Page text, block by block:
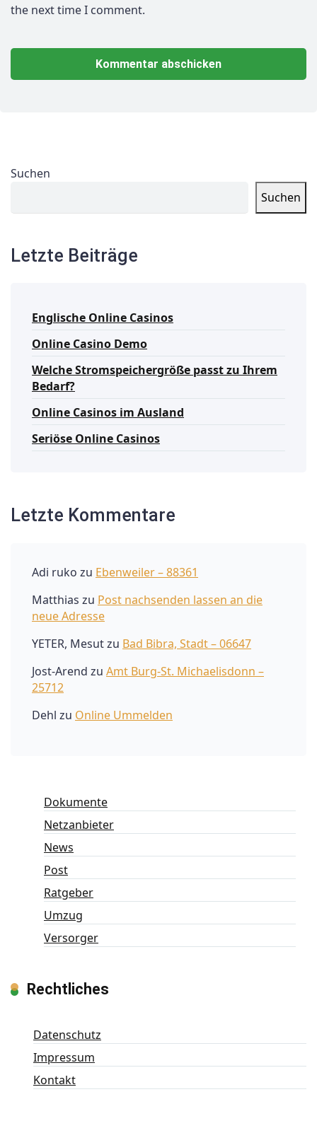
the next time I comment.
Suchen
Suchen
Letzte Beiträge
Englische Online Casinos
Online Casino Demo
Welche Stromspeichergröße passt zu Ihrem
Bedarf?
Online Casinos im Ausland
Seriöse Online Casinos
Letzte Kommentare
Adi ruko zu Ebenweiler – 88361
Matthias zu Post nachsenden lassen an die
neue Adresse
YETER, Mesutzu Bad Bibra, Stadt – 06647
Jost-Arend zu Amt Burg-St. Michaelisdonn –
25712
Dehl zu Online Ummelden
Dokumente
Netzanbieter
News
Post
Ratgeber
Umzug
Versorger
Rechtliches
Datenschutz
Impressum
Kontakt